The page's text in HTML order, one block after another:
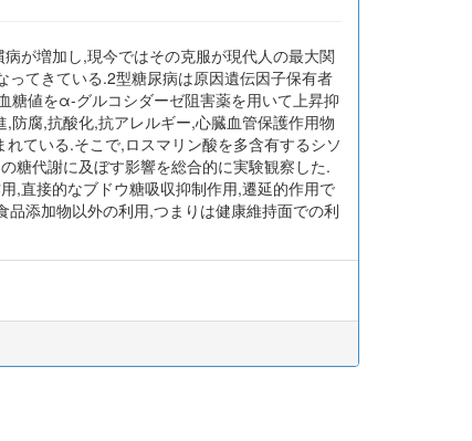
が増加し,現今ではその克服が現代人の最大関
てきている.2型糖尿病は原因遺伝因子保有者
糖値をα-グルコシダーゼ阻害薬を用いて上昇抑
防腐,抗酸化,抗アレルギー,心臓血管保護作用物
ている.そこで,ロスマリン酸を多含有するシソ
糖代謝に及ぼす影響を総合的に実験観察した.
,直接的なブドウ糖吸収抑制作用,遷延的作用で
添加物以外の利用,つまりは健康維持面での利